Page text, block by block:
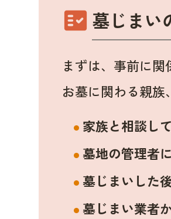
fact_check 墓じまい
まずは、事前に関
お墓に関わる親
家族と相談し
墓地の管理者
墓じまいした
墓じまい業者